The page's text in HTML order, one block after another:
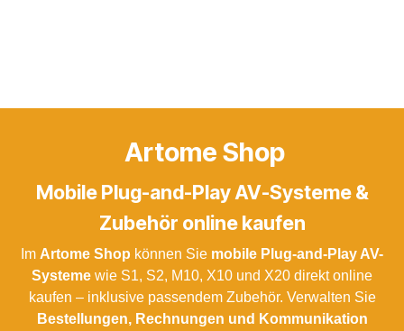
Artome Shop
Mobile Plug-and-Play AV-Systeme &
Zubehör online kaufen
Im Artome Shop können Sie mobile Plug-and-Play AV-
Systeme wie S1, S2, M10, X10 und X20 direkt online
kaufen – inklusive passendem Zubehör. Verwalten Sie
Bestellungen, Rechnungen und Kommunikation